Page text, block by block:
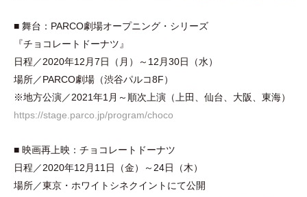
■ 舞台：PARCO劇場オープニング ・ シリーズ
『チョコレートドーナツ』
日程／2020年12月7日
（ 月 ） ～12月30日 （水）
場所／PARCO劇場 （渋谷パルコ8F‎）
※地方公演／2021年1月～順次上演 （ 上田、仙台、大阪、東海）
https://stage.parco.jp/program/choco
■ 映画再上映：チョコレートドーナツ
日程／2020年12月11日
（金） ～24日 （木）
場所／東京 ・ ホワイトシネクイントにて公開